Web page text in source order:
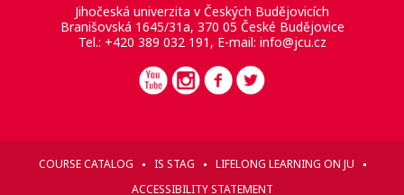
Jihočeská univerzita v Českých Budějovicích
Branišovská 1645/31a, 370 05 České Budějovice
Tel.: +420 389 032 191, E-mail: info@jcu.cz
COURSE CATALOG IS STAG
LIFELONG LEARNING ON JU
ACCESSIBILITY STATEMENT